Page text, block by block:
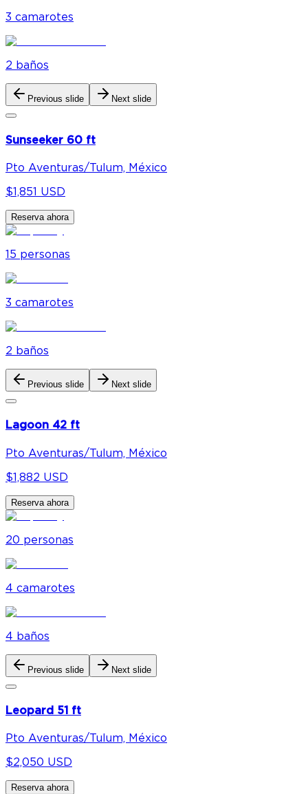
3 camarotes
2 baños
Previous slide Next slide
Sunseeker 60 ft
Pto Aventuras/Tulum, México
$1,851 USD
Reserva ahora
15 personas
3 camarotes
2 baños
Previous slide Next slide
Lagoon 42 ft
Pto Aventuras/Tulum, México
$1,882 USD
Reserva ahora
20 personas
4 camarotes
4 baños
Previous slide Next slide
Leopard 51 ft
Pto Aventuras/Tulum, México
$2,050 USD
Reserva ahora